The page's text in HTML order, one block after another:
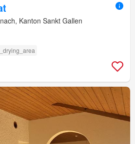
Kanton Sankt Gallen